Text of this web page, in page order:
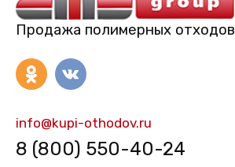
Продажа полимерных отходов
info@kupi-othodov.ru
8 (800) 550-40-24